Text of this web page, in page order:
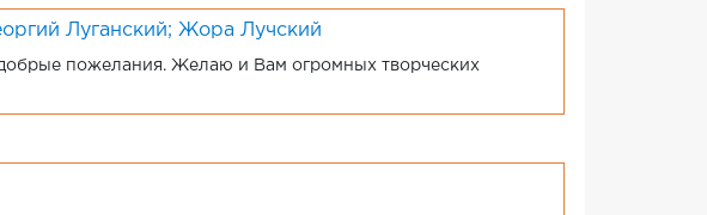
Луганский; Жора Лучский
пожелания. Желаю и Вам огромных творческих